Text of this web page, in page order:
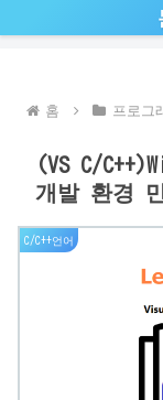
홈 프로그
(VS C/
개발 환경
C/C++언어